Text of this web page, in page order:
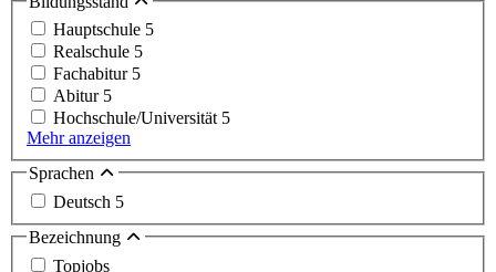
Hauptschule 5
Realschule 5
Fachabitur 5
Abitur 5
Hochschule/Universität 5
Mehr anzeigen
Sprachen
Deutsch 5
Bezeichnung
Topjobs